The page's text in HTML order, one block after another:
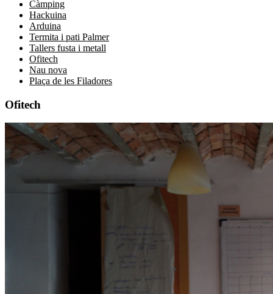
Càmping
Hackuina
Arduina
Termita i pati Palmer
Tallers fusta i metall
Ofitech
Nau nova
Plaça de les Filadores
Ofitech